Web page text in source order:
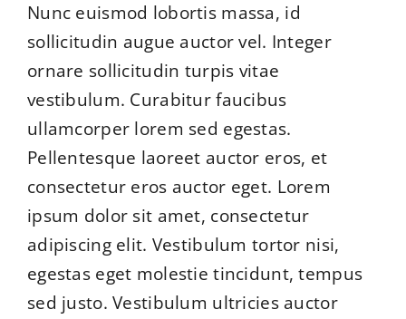
INFRASTRUTTURE
IMPERMEABILIZZAZIONI
RINFORZI & CONSOLIDAMENTI
QUALIFICAZIONI
CONTATTI
Nunc euismod lobortis massa, id
sollicitudin augue auctor vel. Integer
ornare sollicitudin turpis vitae
vestibulum. Curabitur faucibus
ullamcorper lorem sed egestas.
Pellentesque laoreet auctor eros, et
consectetur eros auctor eget. Lorem
ipsum dolor sit amet, consectetur
adipiscing elit. Vestibulum tortor nisi,
egestas eget molestie tincidunt, tempus
sed justo. Vestibulum ultricies auctor